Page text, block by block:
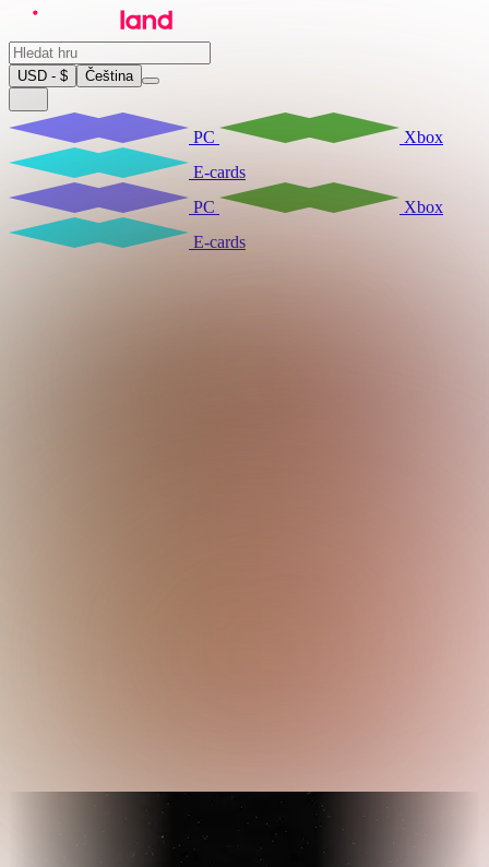
USD - $ Čeština
PC
Xbox
E-cards
PC
Xbox
E-cards